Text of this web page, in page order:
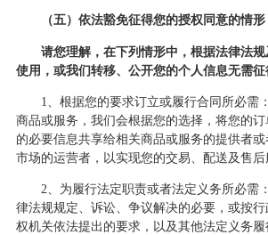
（五）依法豁免征得您的授权同意的情形
请您理解，在下列情形中，根据法律法
使用，或我们转移、公开您的个人信息无需征
1、根据您的要求订立或履行合同所必需
商品或服务，我们会根据您的选择，将您的
的必要信息共享给相关商品或服务的提供者
市场的运营者，以实现您的交易、配送及售后
2、为履行法定职责或者法定义务所必需
律法规规定、诉讼、争议解决的必要，或按
权机关依法提出的要求，以及其他法定义务